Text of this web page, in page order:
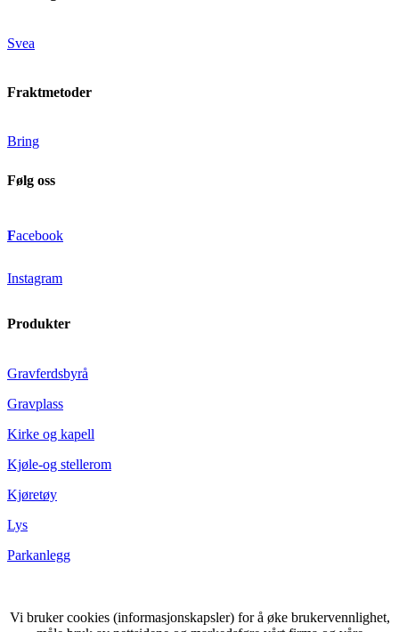
Svea
Fraktmetoder
Bring
Følg oss
Facebook
Instagram
Produkter
Gravferdsbyrå
Gravplass
Kirke og kapell
Kjøle-og stellerom
Kjøretøy
Lys
Parkanlegg
Vi bruker cookies (informasjonskapsler) for å øke brukervennlighet,